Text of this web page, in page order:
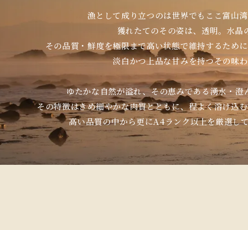
漁として成り立つのは世界でもここ富山
獲れたてのその姿は、透明。水晶
その品質・鮮度を極限まで高い状態で維持するため
淡白かつ上品な甘みを持つその味
ゆたかな自然が溢れ、その恵みである湧水・澄
その特徴はきめ細やかな肉質とともに、程よく溶け込
高い品質の中から更にA4ランク以上を厳選し